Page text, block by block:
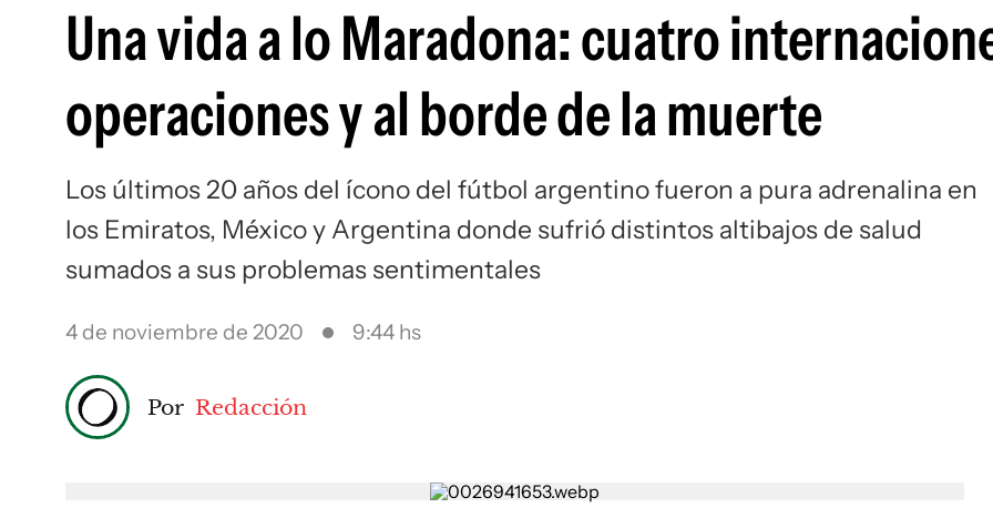
Una vida a lo Maradona: cuatro
operaciones y al borde de la muerte
Los últimos 20 años del ícono del fútbol argentino fueron a pura adrenalina en
los Emiratos, México y Argentina donde sufrió distintos altibajos de salud
sumados a sus problemas sentimentales
4 de noviembre de 2020 9:44 hs
Por Redacción